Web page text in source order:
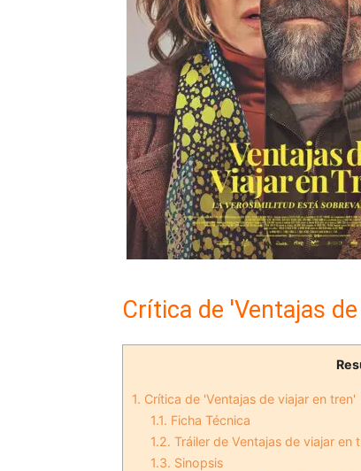
Crítica de 'Ventajas
1. Crítica de 'Ventajas de viajar en tren'
1.1. Ficha Técnica
1.2. Tráiler de Ventajas de viajar en
1.3. Sinopsis